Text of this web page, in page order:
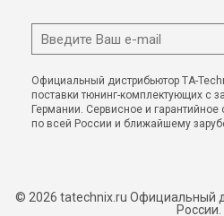
Официальный дистрибьютор TA-
поставки тюнинг-комплектующих с
Германии. Сервисное и
по всей России и ближайшему
© 2026 tatechnix.ru Официальный
России.